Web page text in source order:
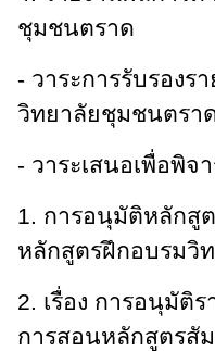
ชุมชนตราด
- วาระการรับรองร
วิทยาลัยชุมชนตรา
- วาระเสนอเพื่อพิจ
1. การอนุมัติหลักสู
หลักสูตรฝึกอบรมวิ
2. เรื่อง การอนุมัติ
การสอนหลักสูตรสั